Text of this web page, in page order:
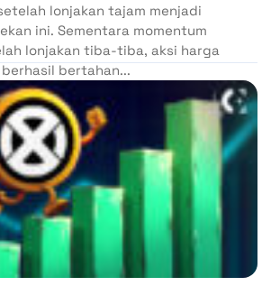
lonjakan tajam menjadi
ini. Sementara momentum
lonjakan tiba-tiba, aksi harga
bertahan...